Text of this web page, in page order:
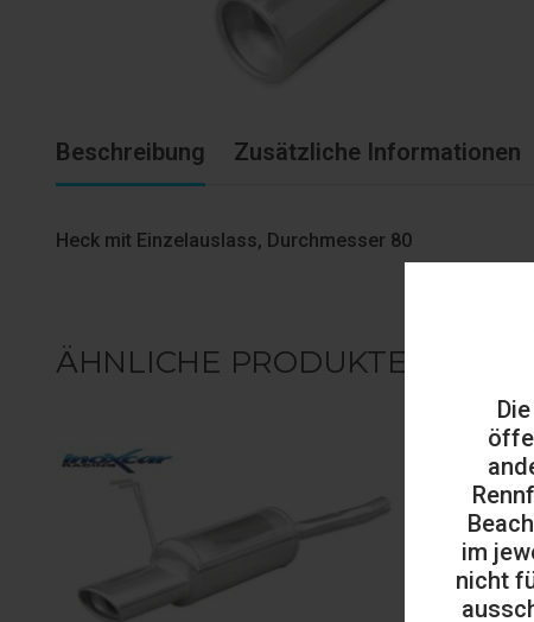
im
nicht
Beschreibung Zusätzliche Informationen
Heck mit Einzelauslass, Durchmesser 80
ÄHNLICHE PRODUKTE